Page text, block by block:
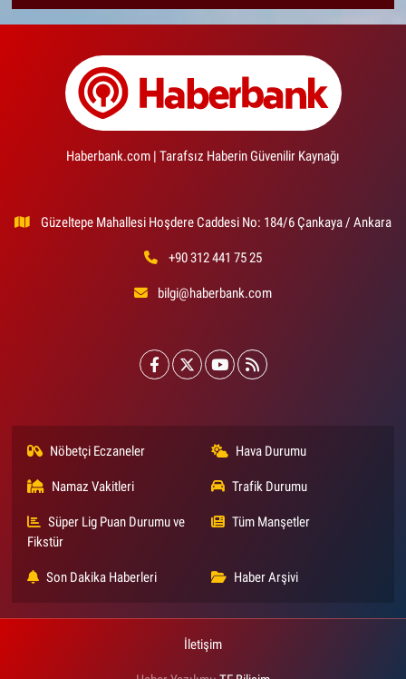
Haberbank.com | Tarafsız Haberin Güvenilir Kaynağı
Güzeltepe Mahallesi Hoşdere Caddesi No: 184/6 Çankaya / Ankara
+90 312 441 75 25
bilgi@haberbank.com
Nöbetçi Eczaneler Hava Durumu
Namaz Vakitleri Trafik Durumu
Süper Lig Puan Durumu ve
Fikstür
Tüm Manşetler
Son Dakika Haberleri Haber Arşivi
İletişim